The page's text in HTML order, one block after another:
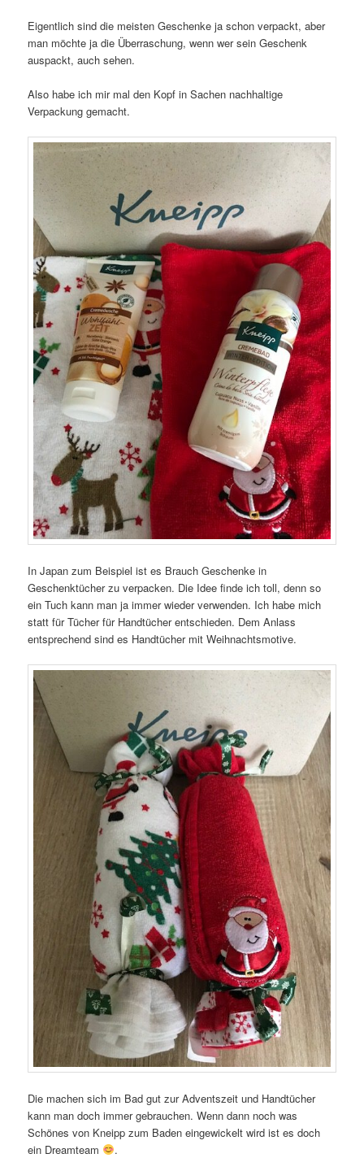
Eigentlich sind die meisten Geschenke ja schon verpackt, aber
man möchte ja die Überraschung, wenn wer sein Geschenk
auspackt, auch sehen.
Also habe ich mir mal den Kopf in Sachen nachhaltige
Verpackung gemacht.
In Japan zum Beispiel ist es Brauch Geschenke in
Geschenktücher zu verpacken. Die Idee finde ich toll, denn so
ein Tuch kann man ja immer wieder verwenden. Ich habe mich
statt für Tücher für Handtücher entschieden. Dem Anlass
entsprechend sind es Handtücher mit Weihnachtsmotive.
Die machen sich im Bad gut zur Adventszeit und Handtücher
kann man doch immer gebrauchen. Wenn dann noch was
Schönes von Kneipp zum Baden eingewickelt wird ist es doch
ein Dreamteam
.